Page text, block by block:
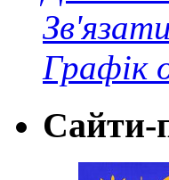
Графік
Сайти-